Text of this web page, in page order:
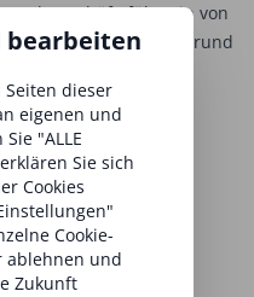
und Geschäftsführerin von
Lifestyle-Unternehmen rund
Mitarbeiter.
bearbeiten
dieser
eigenen und
"ALLE
Sie sich
Cookies
Cookie-
ablehnen und
Zukunft